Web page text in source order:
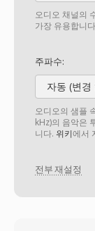
오디오 채널의
가장 유용합니
주파수:
자동 (변경
오디오의 샘플
kHz)의 음악은
니다. 위키에서
전부 재설정